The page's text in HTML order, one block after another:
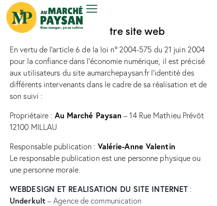
1. Présentation de notre site web
En vertu de l’article 6 de la loi n° 2004-575 du 21 juin 2004
pour la confiance dans l’économie numérique, il est précisé
aux utilisateurs du site aumarchepaysan.fr l’identité des
différents intervenants dans le cadre de sa réalisation et de
son suivi :
Propriétaire : Au Marché Paysan – 14 Rue Mathieu Prévôt
12100 MILLAU
Responsable publication : Valérie-Anne Valentin
Le responsable publication est une personne physique ou
une personne morale.
WEBDESIGN ET REALISATION DU SITE INTERNET :
Underkult – Agence de communication